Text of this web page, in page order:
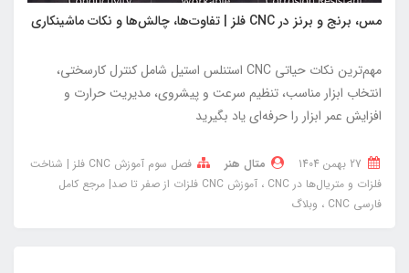
مس، برنج و برنز در CNC فلز | تفاوت‌ها، چالش‌ها و نکات ماشینکاری
مهم‌ترین نکات حیاتی CNC استنلس استیل شامل کنترل کارسختی،
انتخاب ابزار مناسب، تنظیم سرعت و پیشروی، مدیریت حرارت و
افزایش عمر ابزار را حرفه‌ای یاد بگیرید
متال هنر
فصل سوم آموزش CNC فلز | شناخت
فلزات و متریال‌ها در CNC
آموزش CNC فلزات از صفر تا صد| مرجع کامل
فارسی CNC
وبلاگ